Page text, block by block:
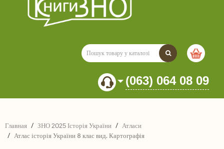
(063) 064 08 09
Главная ЗНО 2025 Історія України
Атласи
Атлас історія України 8 клас вид. Картографія